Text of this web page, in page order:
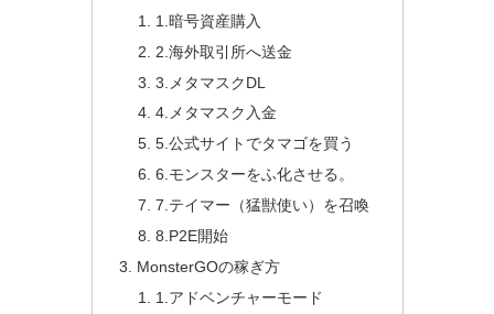
1.暗号資産購入
2.海外取引所へ送金
3.メタマスクDL
4.メタマスク入金
5.公式サイトでタマゴを買う
6.モンスターをふ化させる。
7.テイマー（猛獣使い）を召喚
8.P2E開始
MonsterGOの稼ぎ方
1.アドベンチャーモード